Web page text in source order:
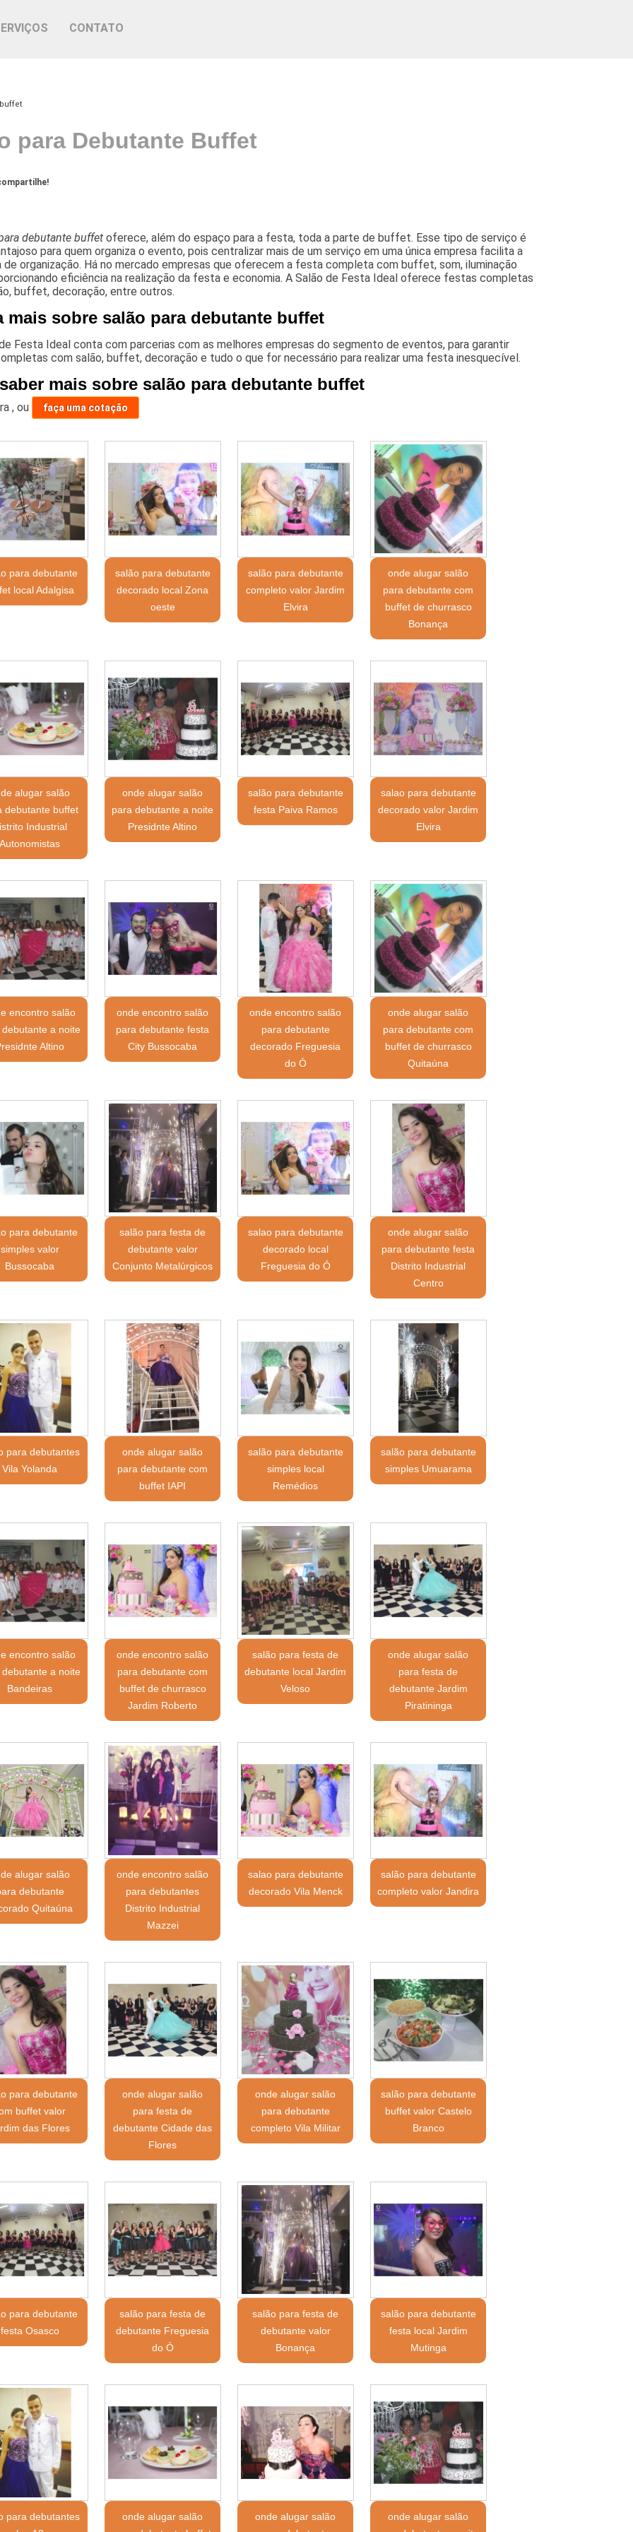
CONTATO
para Debutante Buffet
debutante buffet oferece, além do espaço para a festa, toda a parte de buffet. Esse tipo de serviço é
para quem organiza o evento, pois centralizar mais de um serviço em uma única empresa facilita a
organização. Há no mercado empresas que oferecem a festa completa com buffet, som, iluminação
eficiência na realização da festa e economia. A Salão de Festa Ideal oferece festas completas
buffet, decoração, entre outros.
mais sobre salão para debutante buffet​
Festa Ideal conta com parcerias com as melhores empresas do segmento de eventos, para garantir
com salão, buffet, decoração e tudo o que for necessário para realizar uma festa inesquecível.
mais sobre salão para debutante buffet
,ou faça uma cotação
para debutante
local Adalgisa
salão para debutante
decorado local Zona
oeste
salão para debutante
completo valor Jardim
Elvira
onde alugar salão
para debutante com
buffet de churrasco
Bonança
alugar salão
debutante buffet
Industrial
Autonomistas
onde alugar salão
para debutante a noite
Presidnte Altino
salão para debutante
festa Paiva Ramos
salao para debutante
decorado valor Jardim
Elvira
encontro salão
a noite
Altino
onde encontro salão
para debutante festa
City Bussocaba
onde encontro salão
para debutante
decorado Freguesia
do Ó
onde alugar salão
para debutante com
buffet de churrasco
Quitaúna
para debutante
simples valor
Bussocaba
salão para festa de
debutante valor
Conjunto Metalúrgicos
salao para debutante
decorado local
Freguesia do Ó
onde alugar salão
para debutante festa
Distrito Industrial
Centro
para debutantes
Vila Yolanda
onde alugar salão
para debutante com
buffet IAPI
salão para debutante
simples local
Remédios
salão para debutante
simples Umuarama
encontro salão
a noite
Bandeiras
onde encontro salão
para debutante com
buffet de churrasco
Jardim Roberto
salão para festa de
debutante local Jardim
Veloso
onde alugar salão
para festa de
debutante Jardim
Piratininga
alugar salão
debutante
Quitaúna
onde encontro salão
para debutantes
Distrito Industrial
Mazzei
salao para debutante
decorado Vila Menck
salão para debutante
completo valor Jandira
para debutante
buffet valor
das Flores
onde alugar salão
para festa de
debutante Cidade das
Flores
onde alugar salão
para debutante
completo Vila Militar
salão para debutante
buffet valor Castelo
Branco
para debutante
festa Osasco
salão para festa de
debutante Freguesia
do Ó
salão para festa de
debutante valor
Bonança
salão para debutante
festa local Jardim
Mutinga
para debutantes
onde alugar salão
onde alugar salão
onde alugar salão